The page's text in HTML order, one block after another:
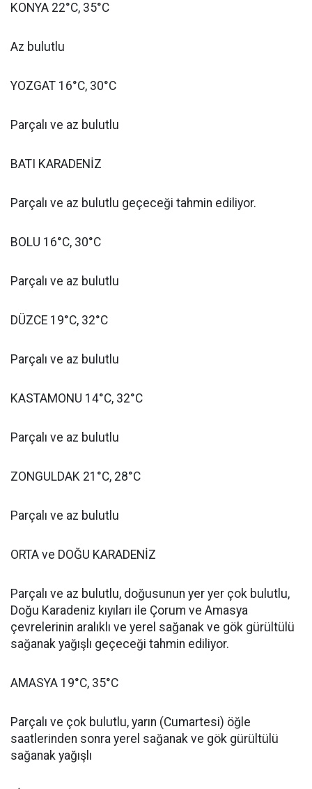
KONYA 22°C, 35°C
Az bulutlu
YOZGAT 16°C, 30°C
Parçalı ve az bulutlu
BATI KARADENİZ
Parçalı ve az bulutlu geçeceği tahmin ediliyor.
BOLU 16°C, 30°C
Parçalı ve az bulutlu
DÜZCE 19°C, 32°C
Parçalı ve az bulutlu
KASTAMONU 14°C, 32°C
Parçalı ve az bulutlu
ZONGULDAK 21°C, 28°C
Parçalı ve az bulutlu
ORTA ve DOĞU KARADENİZ
Parçalı ve az bulutlu, doğusunun yer yer çok bulutlu,
Doğu Karadeniz kıyıları ile Çorum ve Amasya
çevrelerinin aralıklı ve yerel sağanak ve gök gürültülü
sağanak yağışlı geçeceği tahmin ediliyor.
AMASYA 19°C, 35°C
Parçalı ve çok bulutlu, yarın (Cumartesi) öğle
saatlerinden sonra yerel sağanak ve gök gürültülü
sağanak yağışlı